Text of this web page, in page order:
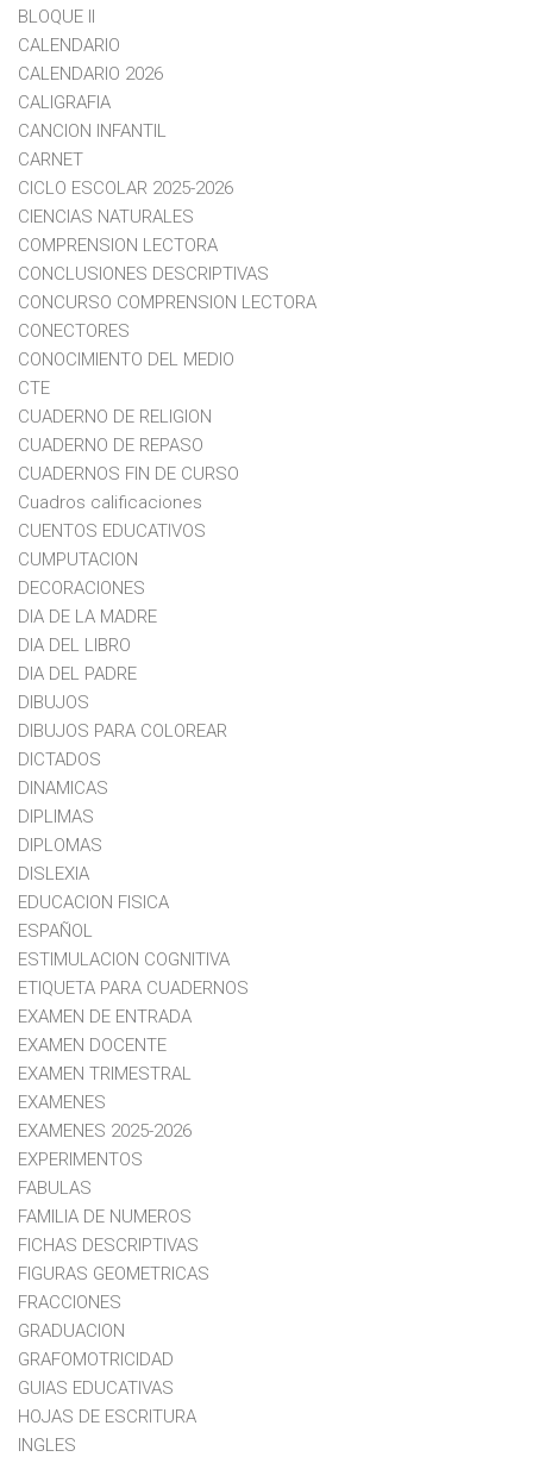
BLOQUE II
CALENDARIO
CALENDARIO 2026
CALIGRAFIA
CANCION INFANTIL
CARNET
CICLO ESCOLAR 2025-2026
CIENCIAS NATURALES
COMPRENSION LECTORA
CONCLUSIONES DESCRIPTIVAS
CONCURSO COMPRENSION LECTORA
CONECTORES
CONOCIMIENTO DEL MEDIO
CTE
CUADERNO DE RELIGION
CUADERNO DE REPASO
CUADERNOS FIN DE CURSO
Cuadros calificaciones
CUENTOS EDUCATIVOS
CUMPUTACION
DECORACIONES
DIA DE LA MADRE
DIA DEL LIBRO
DIA DEL PADRE
DIBUJOS
DIBUJOS PARA COLOREAR
DICTADOS
DINAMICAS
DIPLIMAS
DIPLOMAS
DISLEXIA
EDUCACION FISICA
ESPAÑOL
ESTIMULACION COGNITIVA
ETIQUETA PARA CUADERNOS
EXAMEN DE ENTRADA
EXAMEN DOCENTE
EXAMEN TRIMESTRAL
EXAMENES
EXAMENES 2025-2026
EXPERIMENTOS
FABULAS
FAMILIA DE NUMEROS
FICHAS DESCRIPTIVAS
FIGURAS GEOMETRICAS
FRACCIONES
GRADUACION
GRAFOMOTRICIDAD
GUIAS EDUCATIVAS
HOJAS DE ESCRITURA
INGLES